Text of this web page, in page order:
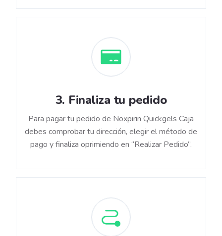
3. Finaliza tu pedido
Para pagar tu pedido de Noxpirin Quickgels Caja
debes comprobar tu dirección, elegir el método de
pago y finaliza oprimiendo en “Realizar Pedido”.